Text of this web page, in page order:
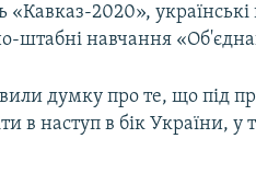
2020», українські
штабні навчання
думку про те, що під
в наступ в бік України, у